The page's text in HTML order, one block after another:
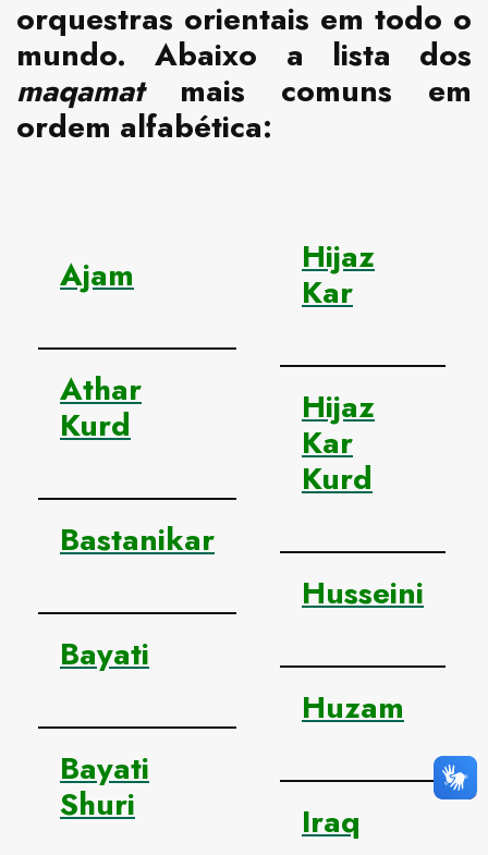
orquestras orientais em todo o
mundo. Abaixo a lista dos
maqamatmais comuns em
ordem alfabética:
Ajam
Athar
Kurd
Bastanikar
Bayati
Bayati
Shuri
Hijaz
Kar
Hijaz
Kar
Kurd
Husseini
Huzam
Iraq